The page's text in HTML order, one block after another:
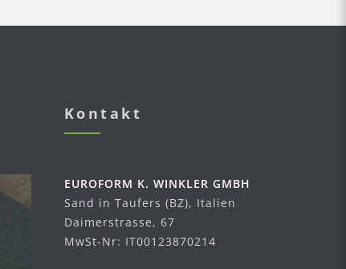
Kontakt
EUROFORM K. WINKLER GMBH
Sand in Taufers (BZ), Italien
Daimerstrasse, 67
MwSt-Nr: IT00123870214